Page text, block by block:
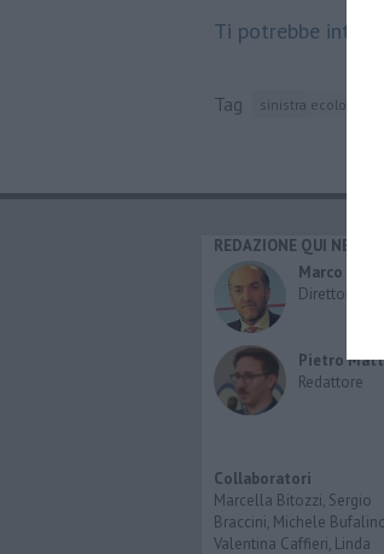
Ti potrebbe
Tag sinistra ecologia
REDAZIONE QUI NEWS
Marco Migli
Direttore
Pietro
Redattore
Collaboratori
Marcella Bitozzi, Sergio
Braccini, Michele
Valentina Caffieri, Linda